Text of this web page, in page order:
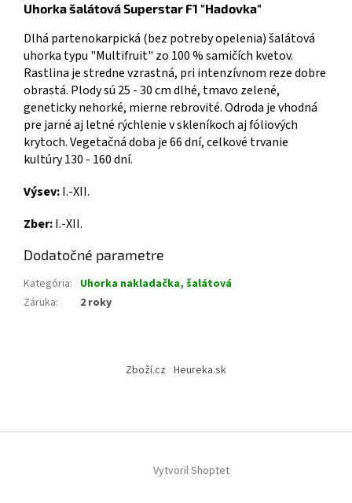
Uhorka šalátová Superstar F1 "Hadovka"
Dlhá partenokarpická (bez potreby opelenia)šalátová
uhorka typu "Multifruit" zo 100%samičích kvetov.
Rastlina jestrednevzrastná, pri intenzívnom rezedobre
obrastá. Plodysú 25 -30cmdlhé, tmavo zelené,
genetickynehorké, mierne rebrovité.Odroda jevhodná
pre jarné ajletné rýchlenie vskleníkochajfóliových
krytoch.Vegetačná doba je66dní,celkové trvanie
kultúry130 - 160 dní.
Výsev:I.-XII.
Zber:I.-XII.
Dodatočné parametre
Kategória: Uhorka nakladačka, šalátová
Záruka: 2 roky
i
Zboží.cz Heureka.sk
Vytvoril Shoptet